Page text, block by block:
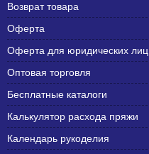
Возврат товара
Оферта
Оферта для юридических лиц
Оптовая торговля
Бесплатные каталоги
Калькулятор расхода пряжи
Календарь рукоделия